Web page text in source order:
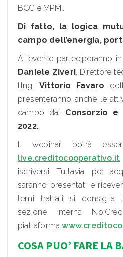
BCC e MPMI.
Di fatto, la logica
campo dell’energia,
All’evento parteciperanno
Daniele Ziveri, Direttore
l’Ing. Vittorio Favaro
presenteranno anche le
campo dal Consorzio
2022.
Il webinar potrà
live.creditocooperativo.it
iscriversi. Tuttavia, per
saranno presentati e
temi trattati si consiglia
sezione interna
piattaforma
COSA PUO’ FARE LA